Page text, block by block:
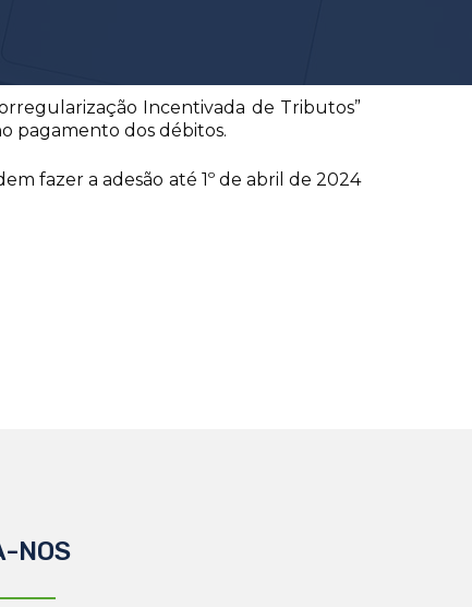
Incentivada de Tributos”
pagamento dos débitos.
fazer a adesão até 1º de abril de 2024
NOS